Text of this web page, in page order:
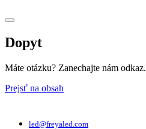
Dopyt
Máte otázku? Zanechajte nám odkaz.
Prejsť na obsah
led@freyaled.com